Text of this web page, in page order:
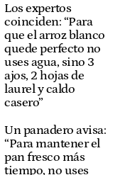
Los expertos
coinciden: “Para
que el arroz blanco
quede perfecto no
uses agua, sino 3
ajos, 2 hojas de
laurel y caldo
casero”
Un panadero avisa:
“Para mantener el
pan fresco más
tiempo, no uses